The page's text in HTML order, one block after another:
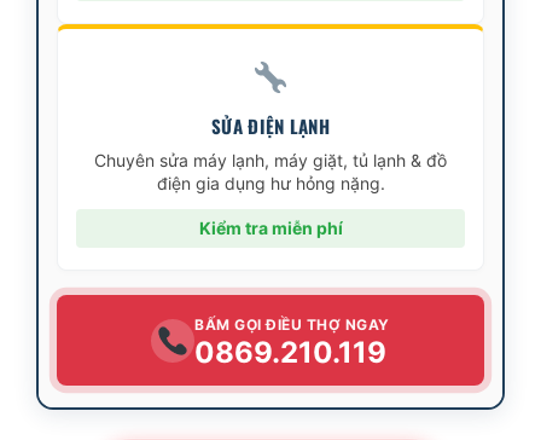
SỬA ĐIỆN LẠNH
Chuyên sửa máy lạnh, máy giặt, tủ lạnh & đồ
điện gia dụng hư hỏng nặng.
Kiểm tra miễn phí
BẤM GỌI ĐIỀU THỢ NGAY
0869.210.119